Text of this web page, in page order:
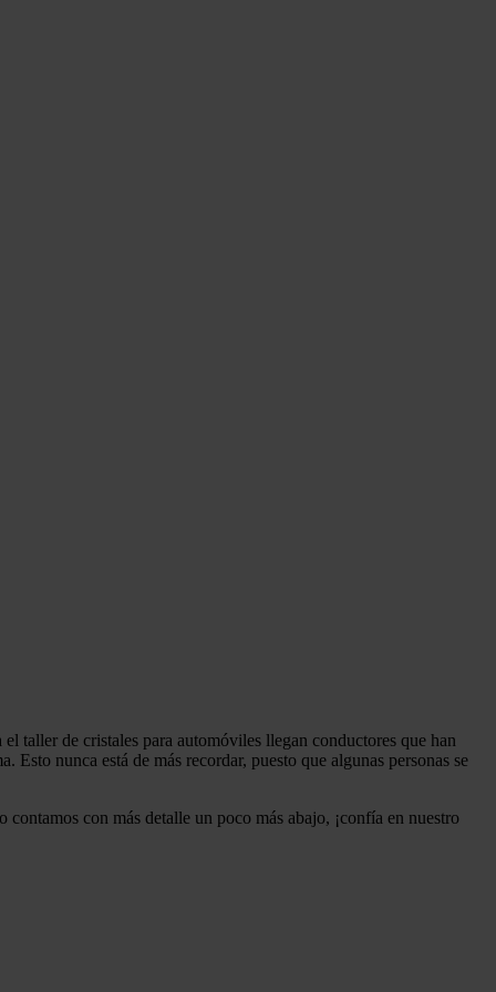
taller de cristales para automóviles llegan conductores que han
nunca está de más recordar, puesto que algunas personas se
contamos con más detalle un poco más abajo, ¡confía en nuestro